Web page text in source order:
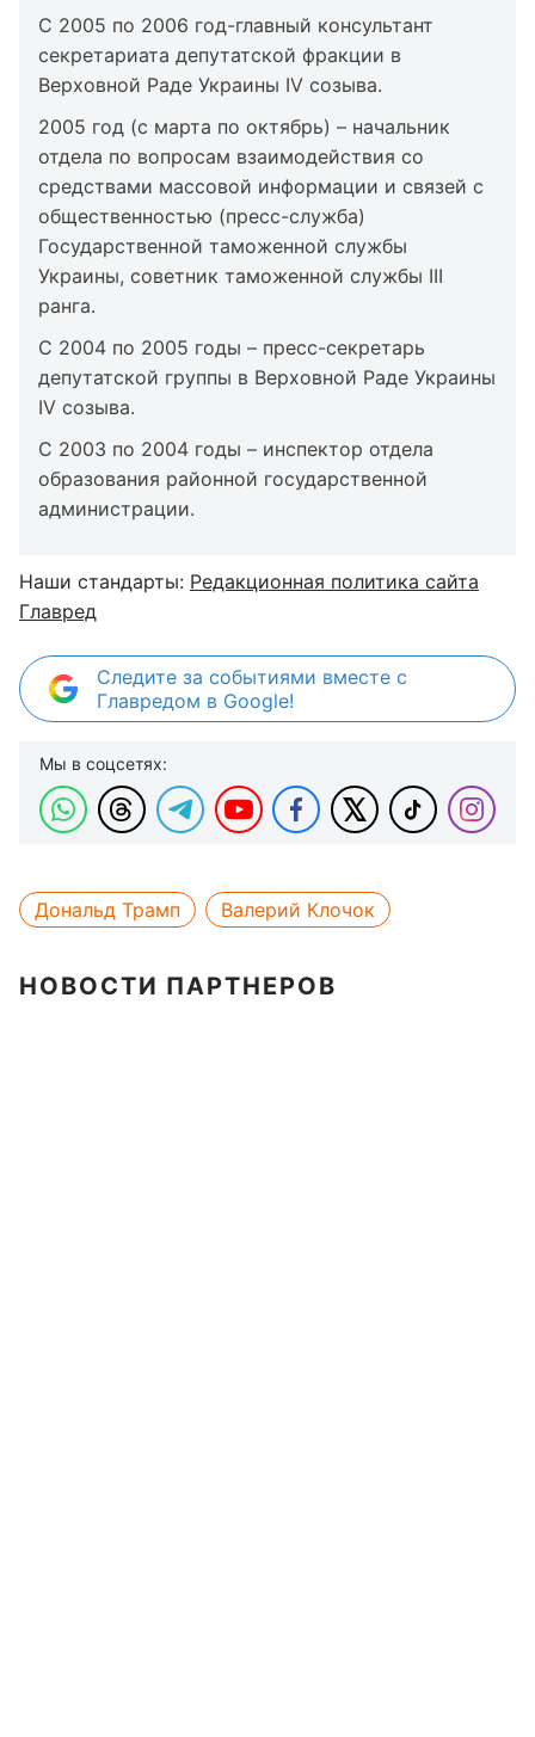
С 2005 по 2006 год-главный консультант
секретариата депутатской фракции в
Верховной Раде Украины IV созыва.
2005 год (с марта по октябрь) – начальник
отдела по вопросам взаимодействия со
средствами массовой информации и связей с
общественностью (пресс-служба)
Государственной таможенной службы
Украины, советник таможенной службы III
ранга.
С 2004 по 2005 годы – пресс-секретарь
депутатской группы в Верховной Раде Украины
IV созыва.
С 2003 по 2004 годы – инспектор отдела
образования районной государственной
администрации.
Наши стандарты: Редакционная политика сайта
Главред
Следите за событиями вместе с
Главредом в Google!
Мы в соцсетях:
Дональд Трамп Валерий Клочок
НОВОСТИ ПАРТНЕРОВ